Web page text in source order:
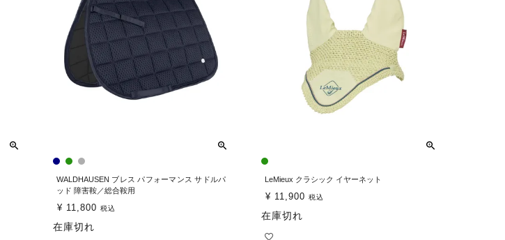
WALDHAUSEN ブレス パフォーマンス サドルパ
ッド 障害鞍／総合鞍用
¥ 11,800 税込
在庫切れ
LeMieux クラシック イヤーネット
¥ 11,900 税込
在庫切れ